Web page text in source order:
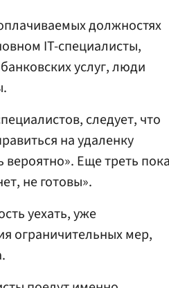
должностях
IT-специалисты,
услуг, люди
следует, что
на удаленку
вероятно». Еще треть пока
не готовы».
уехать, уже
ограничительных мер,